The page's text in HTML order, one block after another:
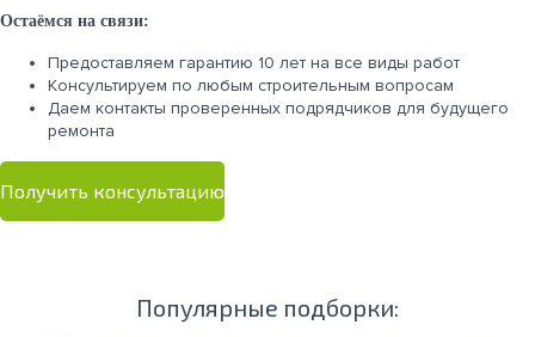
Остаёмся на связи:
Предоставляем гарантию 10 лет на все виды работ
Консультируем по любым строительным вопросам
Даем контакты проверенных подрядчиков для будущего
ремонта
Получить консультацию
Популярные подборки: